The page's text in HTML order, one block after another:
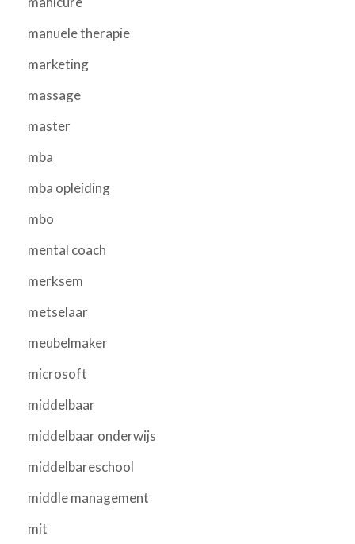
manuele therapie
marketing
massage
master
mba
mba opleiding
mbo
mental coach
merksem
metselaar
meubelmaker
microsoft
middelbaar
middelbaar onderwijs
middelbareschool
middle management
mit